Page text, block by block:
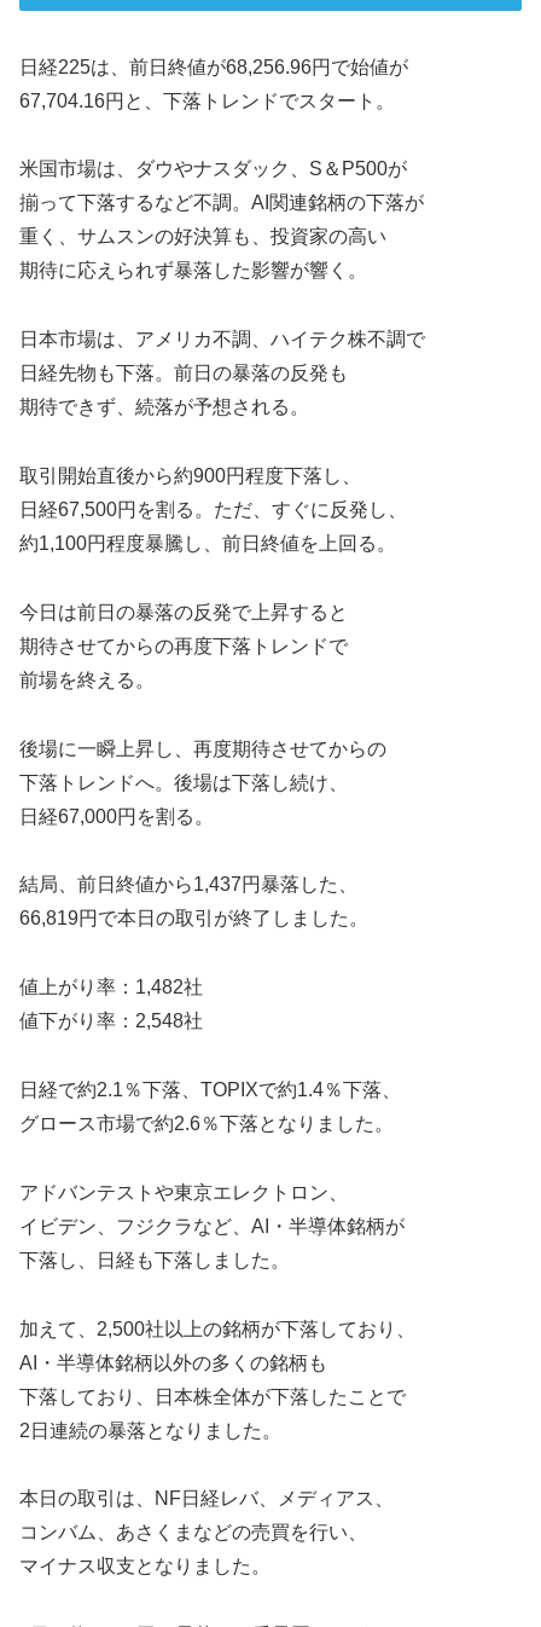
日経225は、前日終値が68,256.96円で始値が
67,704.16円と、下落トレンドでスタート。
米国市場は、ダウやナスダック、S＆P500が
揃って下落するなど不調。AI関連銘柄の下落が
重く、サムスンの好決算も、投資家の高い
期待に応えられず暴落した影響が響く。
日本市場は、アメリカ不調、ハイテク株不調で
日経先物も下落。前日の暴落の反発も
期待できず、続落が予想される。
取引開始直後から約900円程度下落し、
日経67,500円を割る。ただ、すぐに反発し、
約1,100円程度暴騰し、前日終値を上回る。
今日は前日の暴落の反発で上昇すると
期待させてからの再度下落トレンドで
前場を終える。
後場に一瞬上昇し、再度期待させてからの
下落トレンドへ。後場は下落し続け、
日経67,000円を割る。
結局、前日終値から1,437円暴落した、
66,819円で本日の取引が終了しました。
値上がり率：1,482社
値下がり率：2,548社
日経で約2.1％下落、TOPIXで約1.4％下落、
グロース市場で約2.6％下落となりました。
アドバンテストや東京エレクトロン、
イビデン、フジクラなど、AI・半導体銘柄が
下落し、日経も下落しました。
加えて、2,500社以上の銘柄が下落しており、
AI・半導体銘柄以外の多くの銘柄も
下落しており、日本株全体が下落したことで
2日連続の暴落となりました。
本日の取引は、NF日経レバ、メディアス、
コンバム、あさくまなどの売買を行い、
マイナス収支となりました。